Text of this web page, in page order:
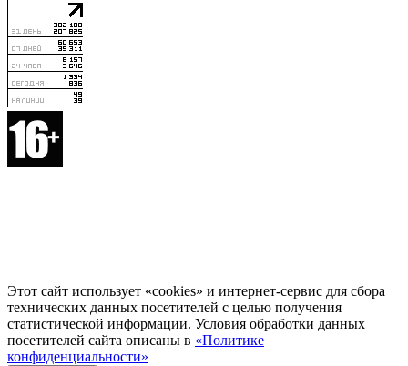
Этот сайт использует «cookies» и интернет-сервис для сбора
технических данных посетителей с целью получения
статистической информации. Условия обработки данных
посетителей сайта описаны в «Политике
конфиденциальности»